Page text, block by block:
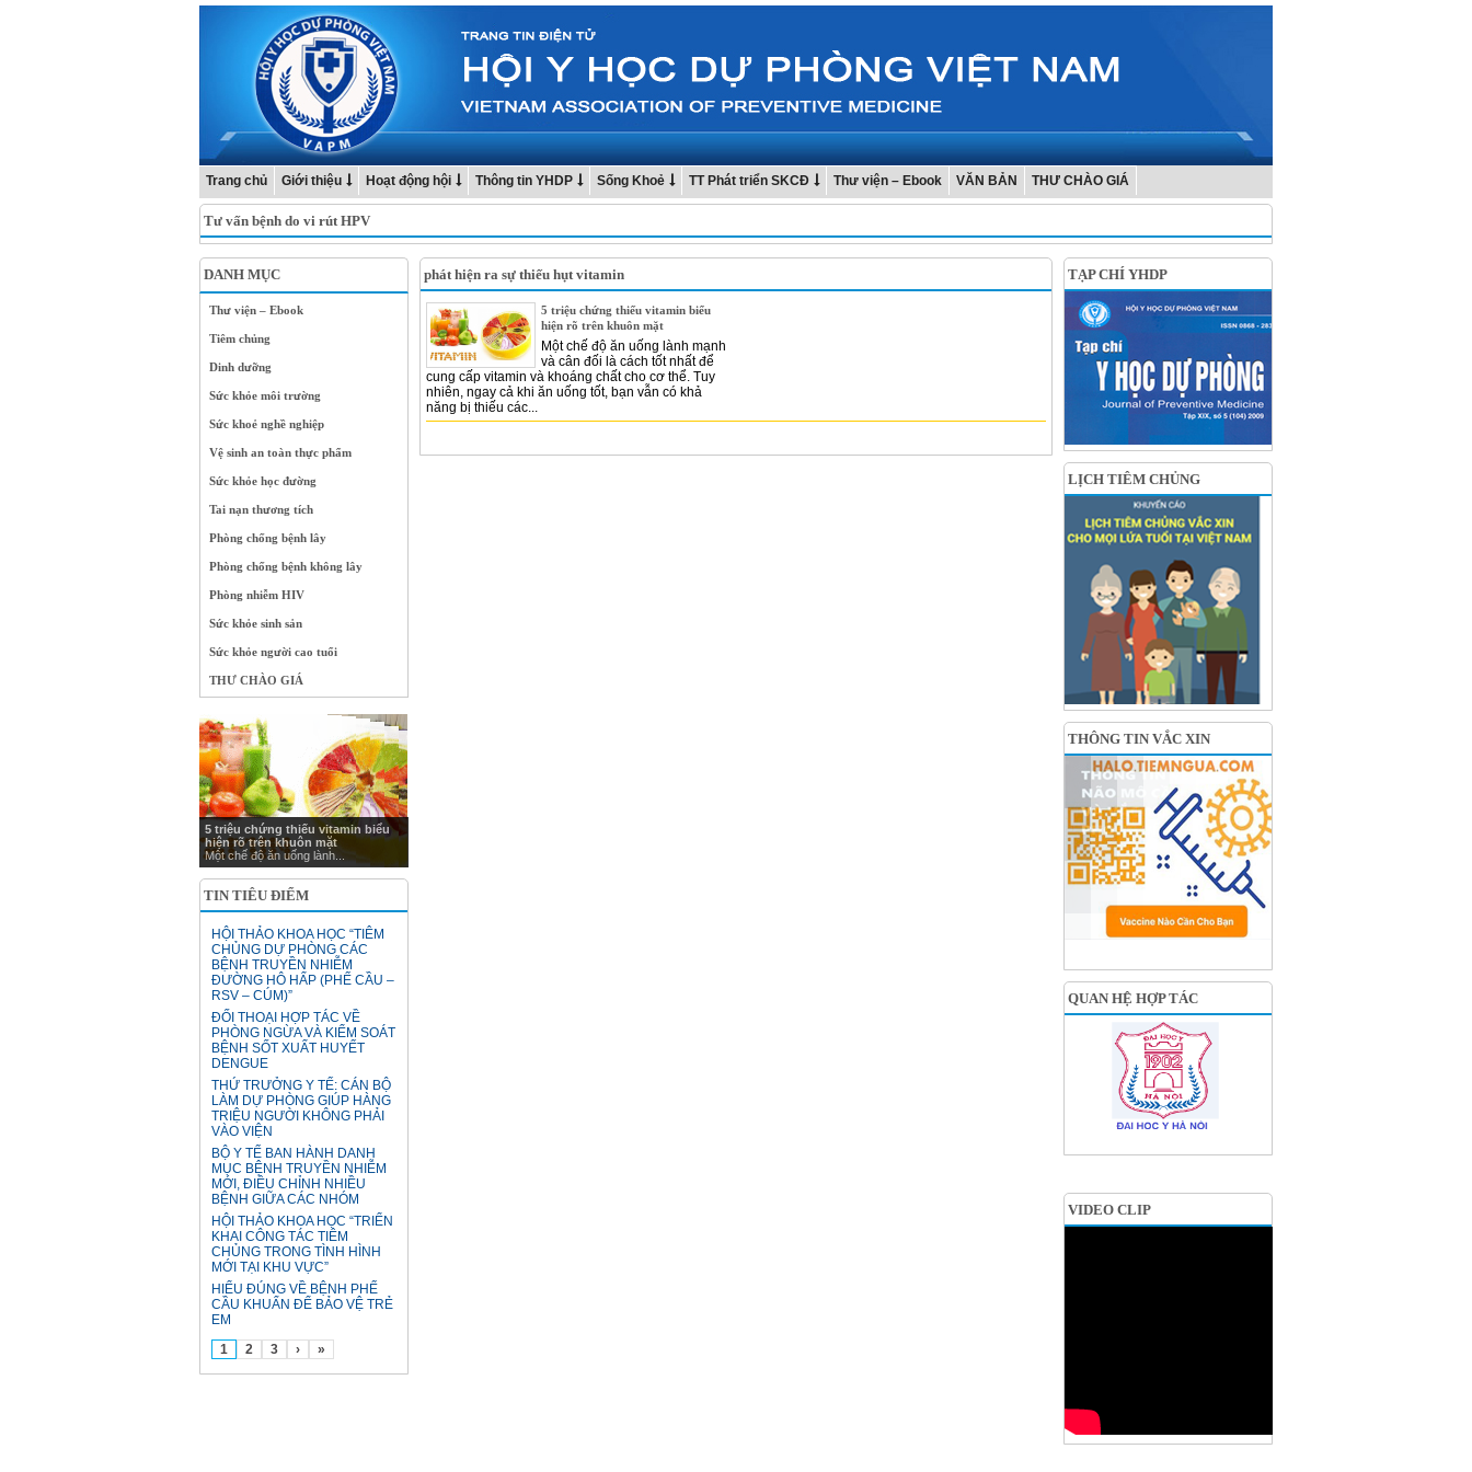
Trang chủ Giới thiệu Hoạt động hội Thông tin YHDP Sống Khoẻ TT Phát triển SKCĐ Thư viện – Ebook VĂN BẢN THƯ CHÀO GIÁ
Tư vấn bệnh do vi rút HPV
DANH MỤC
Thư viện – Ebook
Tiêm chủng
Dinh dưỡng
Sức khỏe môi trường
Sức khoẻ nghề nghiệp
Vệ sinh an toàn thực phẩm
Sức khỏe học đường
Tai nạn thương tích
Phòng chống bệnh lây
Phòng chống bệnh không lây
Phòng nhiễm HIV
Sức khỏe sinh sản
Sức khỏe người cao tuổi
THƯ CHÀO GIÁ
5 triệu chứng thiếu vitamin biểu
hiện rõ trên khuôn mặt
Một chế độ ăn uống lành...
TIN TIÊU ĐIỂM
HỘI THẢO KHOA HỌC “TIÊM
CHỦNG DỰ PHÒNG CÁC
BỆNH TRUYỀN NHIỄM
ĐƯỜNG HÔ HẤP (PHẾ CẦU –
RSV – CÚM)”
ĐỐI THOẠI HỢP TÁC VỀ
PHÒNG NGỪA VÀ KIỂM SOÁT
BỆNH SỐT XUẤT HUYẾT
DENGUE
THỨ TRƯỞNG Y TẾ: CÁN BỘ
LÀM DỰ PHÒNG GIÚP HÀNG
TRIỆU NGƯỜI KHÔNG PHẢI
VÀO VIỆN
BỘ Y TẾ BAN HÀNH DANH
MỤC BỆNH TRUYỀN NHIỄM
MỚI, ĐIỀU CHỈNH NHIỀU
BỆNH GIỮA CÁC NHÓM
HỘI THẢO KHOA HỌC “TRIỂN
KHAI CÔNG TÁC TIÊM
CHỦNG TRONG TÌNH HÌNH
MỚI TẠI KHU VỰC”
HIỂU ĐÚNG VỀ BỆNH PHẾ
CẦU KHUẨN ĐỂ BẢO VỆ TRẺ
EM
1
2 3 › »
phát hiện ra sự thiếu hụt vitamin
5 triệu chứng thiếu vitamin biểu
hiện rõ trên khuôn mặt
Một chế độ ăn uống lành mạnh
và cân đối là cách tốt nhất để
cung cấp vitamin và khoáng chất cho cơ thể. Tuy
nhiên, ngay cả khi ăn uống tốt, bạn vẫn có khả
năng bị thiếu các...
TẠP CHÍ YHDP
LỊCH TIÊM CHỦNG
THÔNG TIN VẮC XIN
QUAN HỆ HỢP TÁC
VIDEO CLIP